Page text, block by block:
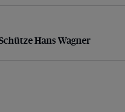
Hans Wagner
Hans Wagner